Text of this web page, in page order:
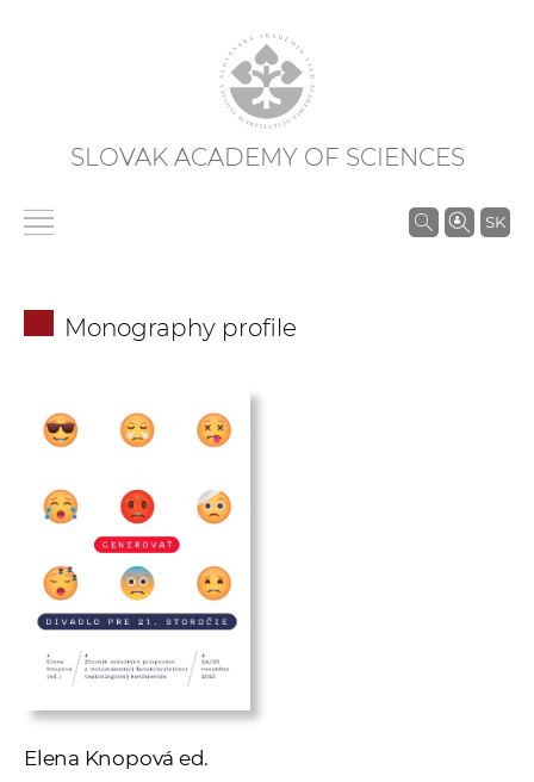
SLOVAK ACADEMY OF SCIENCES
SK
S
Monography profile
Elena Knopová ed.